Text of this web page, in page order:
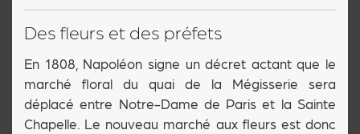
Des fleurs et des préfets
En 1808, Napoléon signe un décret actant que le
marché floral du quai de la Mégisserie sera
déplacé entre Notre-Dame de Paris et la Sainte
Chapelle. Le nouveau marché aux fleurs est donc